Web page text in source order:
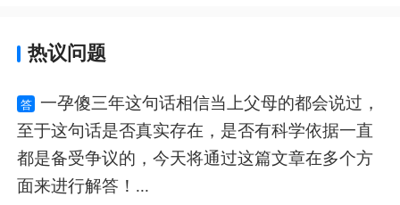
热议问题
答
一孕傻三年这句话相信当上父母的都会说过，
至于这句话是否真实存在，是否有科学依据一直
都是备受争议的，今天将通过这篇文章在多个方
面来进行解答！...